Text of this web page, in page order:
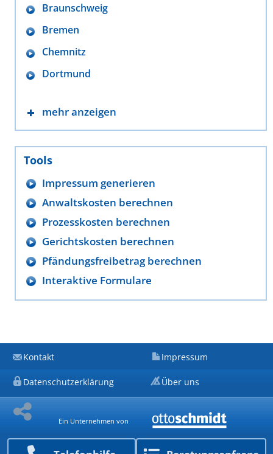
Braunschweig
Bremen
Chemnitz
Dortmund
mehr anzeigen
Tools
Impressum generieren
Anwaltskosten berechnen
Prozesskosten berechnen
Gerichtskosten berechnen
Pfändungsfreibetrag berechnen
Interaktive Formulare
Kontakt Impressum
Datenschutzerklärung Über uns
Ein Unternehmen von